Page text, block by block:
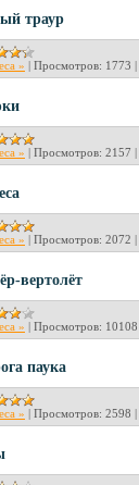
траур
» | Просмотров: 1773 |
» | Просмотров: 2157 |
» | Просмотров: 2072 |
вертолёт
» | Просмотров: 10108
паука
» | Просмотров: 2598 |